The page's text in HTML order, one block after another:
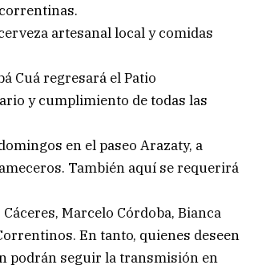
artesanal local y comidas
Cuá regresará el Patio
y cumplimiento de todas las
en el paseo Arazaty, a
También aquí se requerirá
Marcelo Córdoba, Bianca
En tanto, quienes deseen
podrán seguir la transmisión en